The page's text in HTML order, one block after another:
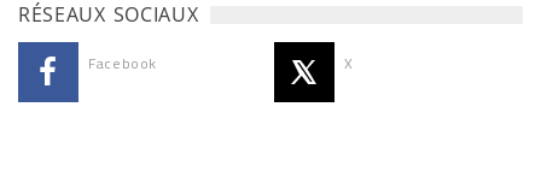
RÉSEAUX SOCIAUX
Facebook X